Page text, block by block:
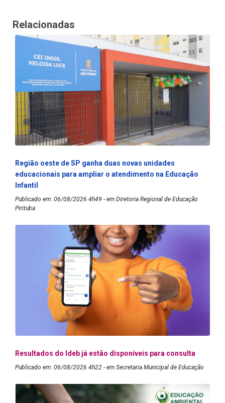
Relacionadas
Região oeste de SP ganha duas novas unidades
educacionais para ampliar o atendimento na Educação
Infantil
Publicado em: 06/08/2026 4h49 - em Diretoria Regional de Educação
Pirituba
Resultados do Ideb já estão disponíveis para consulta
Publicado em: 06/08/2026 4h22 - em Secretaria Municipal de Educação